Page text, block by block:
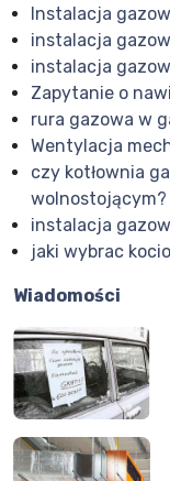
Instalacja
instalacja
instalacja
Zapytanie o
rura gazowa w
Wentylacja
czy kotłownia
wolnostojącym?
instalacja
jaki wybrac
Wiadomości